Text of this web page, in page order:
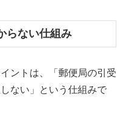
らない仕組み
ントは、「郵便局の引受
ない」という仕組みで